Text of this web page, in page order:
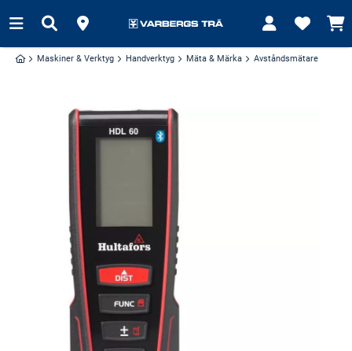
Maskiner & Verktyg Handverktyg Mäta & Märka Avståndsmätare